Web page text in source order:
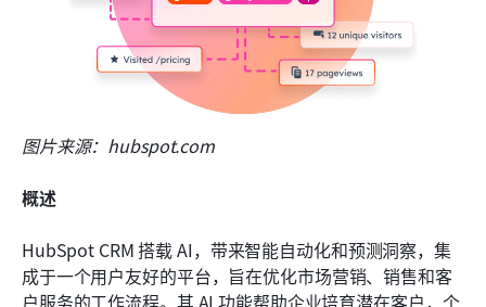
图片来源：hubspot.com
概述
HubSpot CRM 搭载 AI，带来智能自动化和预测洞察，集
成于一个用户友好的平台，旨在优化市场营销、销售和客
户服务的工作流程。其 AI 功能帮助企业培育潜在客户，个